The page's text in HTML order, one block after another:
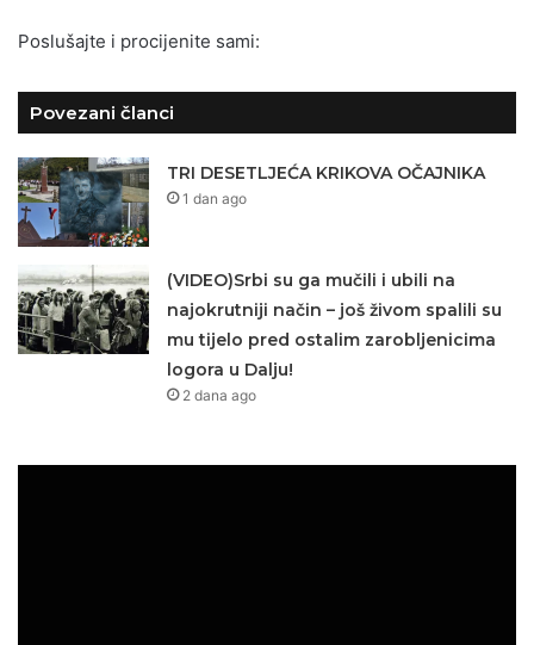
Poslušajte i procijenite sami:
Povezani članci
TRI DESETLJEĆA KRIKOVA OČAJNIKA
1 dan ago
(VIDEO)Srbi su ga mučili i ubili na
najokrutniji način – još živom spalili su
mu tijelo pred ostalim zarobljenicima
logora u Dalju!
2 dana ago